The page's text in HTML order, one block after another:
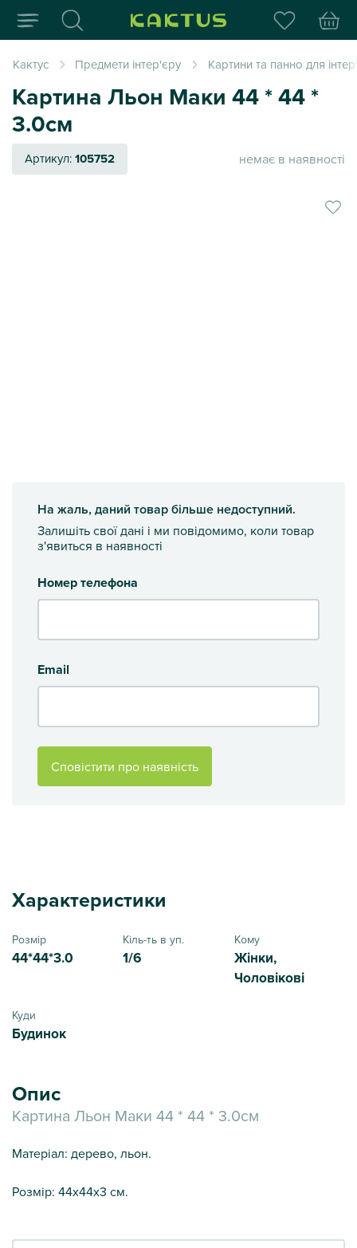
Інтернет-магазин
Кактус Предмети інтер'єру Картини та панно для
Картина Льон Маки 44 * 44 *
3.0см
Артикул:105752 немає в наявності
На жаль, даний товар більше недоступний.
Залишіть свої дані і ми повідомимо, коли товар
з'явиться в наявності
Номер телефона
Email
Сповістити про наявність
Характеристики
Розмір
44*44*3.0
Кіль-ть в уп.
1/6
Кому
Жінки,
Чоловікові
Куди
Будинок
Опис
Картина Льон Маки 44 * 44 * 3.0см
Матеріал: дерево, льон.
Розмір: 44х44х3 см.